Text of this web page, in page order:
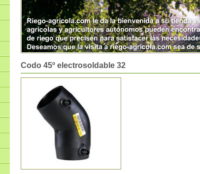
Codo 45º electrosoldable 32